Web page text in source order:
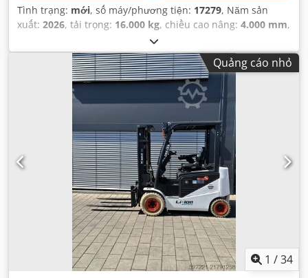
Tình trạng: mới, số máy/phương tiện: 17279, Năm sản
xuất: 2026, tải trọng: 16.000 kg, chiều cao nâng: 4.000 mm,
, tâm tải trọng:
liệu:diesel, loại cột:triplex, chiều cao xây dựng:3.030
, chiều dài càng:2.400 mm, kích thước lốp trước:
12.00-20 100%, kích thước lốp sau:12.00-20 100%
lượng tổng cộng:
, Thiết bị:cabin
Quảng cáo nhỏ
1 /34